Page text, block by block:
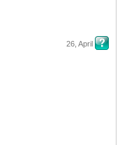
26, April